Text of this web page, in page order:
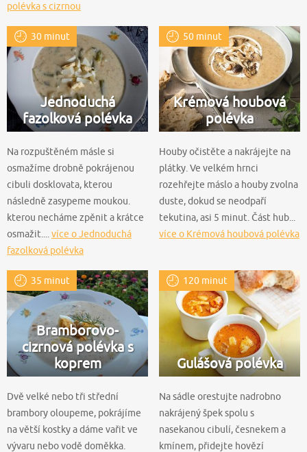
polévka s cizrnou
30 minut
Jednoduchá
fazolková polévka
Na rozpuštěném másle si
osmažíme drobně pokrájenou
cibuli dosklovata, kterou
následně zasypeme moukou.
kterou necháme zpěnit a krátce
osmažit....více o Jednoduchá
fazolková polévka
50 minut
Krémová houbová
polévka
Houby očistěte a nakrájejte na
plátky. Ve velkém hrnci
rozehřejte máslo a houby zvolna
duste, dokud se neodpaří
tekutina, asi 5 minut. Část hub...
více o Krémová houbová polévka
35 minut
Bramborovo-
cizrnová polévka s
koprem
Dvě velké nebo tři střední
brambory oloupeme, pokrájíme
na větší kostky a dáme vařit ve
vývaru nebo vodě doměkka.
120 minut
Gulášová polévka
Na sádle orestujte nadrobno
nakrájený špek spolu s
nasekanou cibulí, česnekem a
kmínem, přidejte hovězí